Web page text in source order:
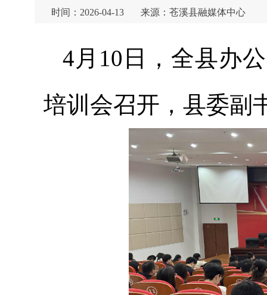
时间：2026-04-13 来源：苍溪县融媒体中心
4月10日，全县办
培训会召开，县委副